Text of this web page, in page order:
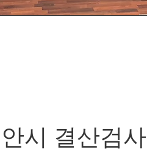
시 결산검